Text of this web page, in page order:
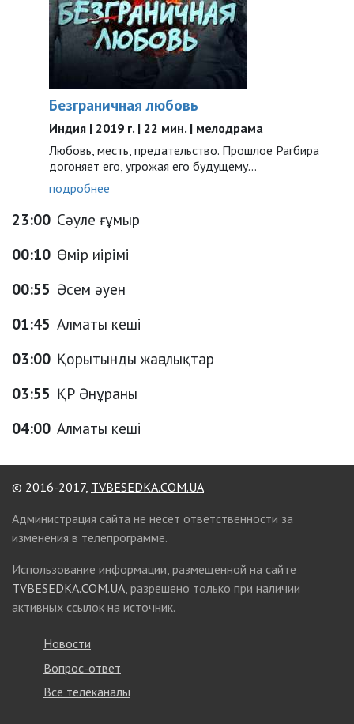
Безграничная любовь
Индия | 2019 г. | 22 мин. | мелодрама
Любовь, месть, предательство. Прошлое Рагбира
догоняет его, угрожая его будущему…
подробнее
23:00 Сәуле ғұмыр
00:10 Өмір иірімі
00:55 Әсем әуен
01:45 Алматы кеші
03:00 Қорытынды жаңалықтар
03:55 ҚР Әнұраны
04:00 Алматы кеші
© 2016-2017, TVBESEDKA.COM.UA
Администрация сайта не несет ответственности за
изменения в телепрограмме.
Использование информации, размещенной на сайте
TVBESEDKA.COM.UA, разрешено только при наличии
активных ссылок на источник.
Новости
Вопрос-ответ
Все телеканалы